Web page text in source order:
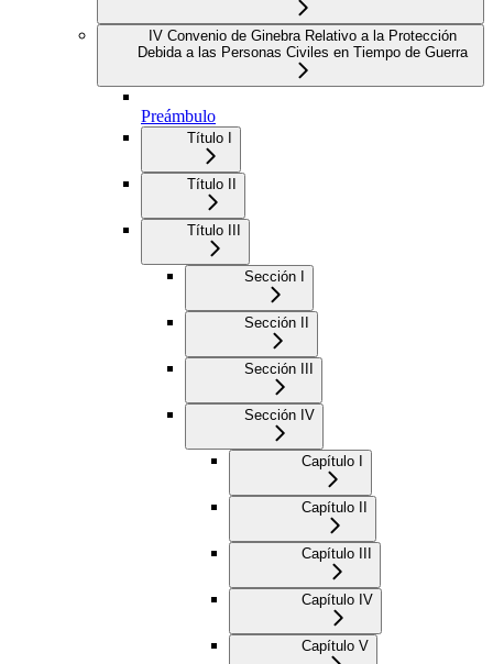
IV Convenio de Ginebra Relativo a la Protección
Debida a las Personas Civiles en Tiempo de Guerra
Preámbulo
Título I
Título II
Título III
Sección I
Sección II
Sección III
Sección IV
Capítulo I
Capítulo II
Capítulo III
Capítulo IV
Capítulo V